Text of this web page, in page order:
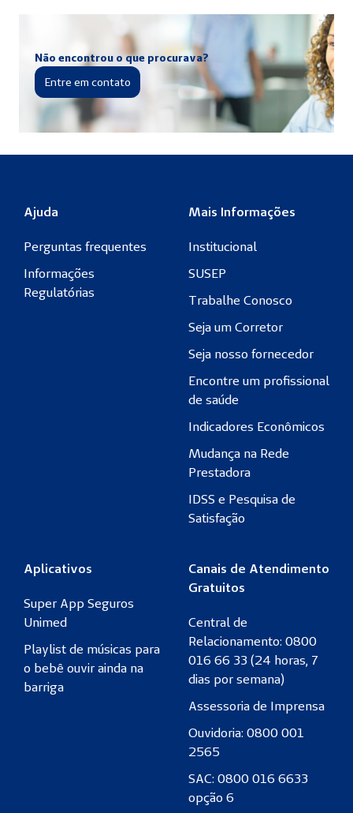
Não encontrou o que procurava?
Entre em contato
Ajuda
Perguntas frequentes
Informações
Regulatórias
Mais Informações
Institucional
SUSEP
Trabalhe Conosco
Seja um Corretor
Seja nosso fornecedor
Encontre um profissional
de saúde
Indicadores Econômicos
Mudança na Rede
Prestadora
IDSS e Pesquisa de
Satisfação
Aplicativos
Super App Seguros
Unimed
Playlist de músicas para
o bebê ouvir ainda na
barriga
Canais de Atendimento
Gratuitos
Central de
Relacionamento: 0800
016 66 33 (24 horas, 7
dias por semana)
Assessoria de Imprensa
Ouvidoria: 0800 001
2565
SAC: 0800 016 6633
opção 6